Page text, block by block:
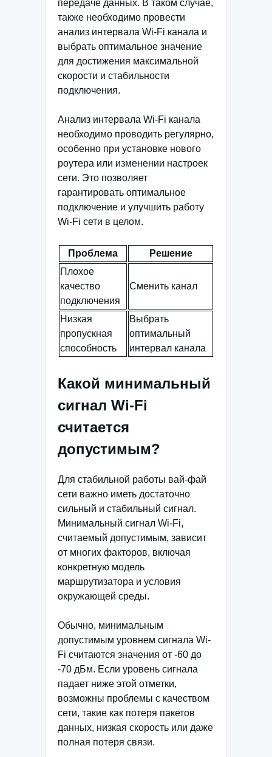
передаче данных. В таком случае,
также необходимо провести
анализ интервала Wi-Fi канала и
выбрать оптимальное значение
для достижения максимальной
скорости и стабильности
подключения.
Анализ интервала Wi-Fi канала
необходимо проводить регулярно,
особенно при установке нового
роутера или изменении настроек
сети. Это позволяет
гарантировать оптимальное
подключение и улучшить работу
Wi-Fi сети в целом.
Проблема
Решение
Плохое
качество
подключения
Сменить канал
Низкая
пропускная
способность
Выбрать
оптимальный
интервал канала
Какой минимальный
сигнал Wi-Fi
считается
допустимым?
Для стабильной работы вай-фай
сети важно иметь достаточно
сильный и стабильный сигнал.
Минимальный сигнал Wi-Fi,
считаемый допустимым, зависит
от многих факторов, включая
конкретную модель
маршрутизатора и условия
окружающей среды.
Обычно, минимальным
допустимым уровнем сигнала Wi-
Fi считаются значения от -60 до
-70 дБм. Если уровень сигнала
падает ниже этой отметки,
возможны проблемы с качеством
сети, такие как потеря пакетов
данных, низкая скорость или даже
полная потеря связи.